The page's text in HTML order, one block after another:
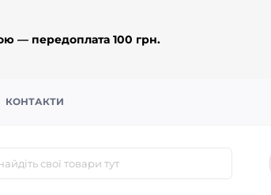
— передоплата 100 грн.
КОНТАКТИ